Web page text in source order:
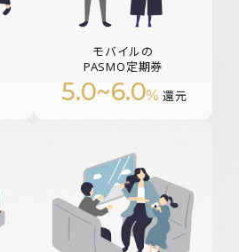
モバイルの
PASMO定期券
5.0~6.0% 還元